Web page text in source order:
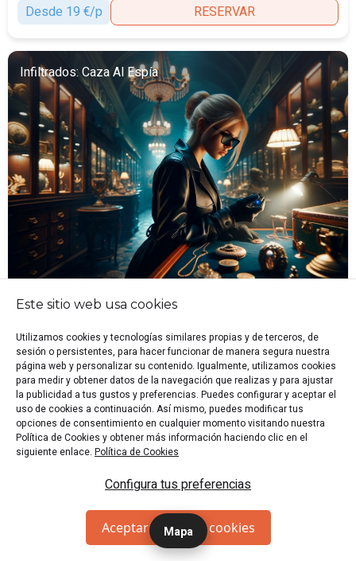
Desde 19 €/p
RESERVAR
Infiltrados: Caza Al Espía
🎭 Acción
"Acepta la misión de alto riesgo e infíltrate sigilosamente
en una misteriosa casa de subastas repleta de trampas y
desafíos."
Desde 14 €/p
RESERVAR
Ambar La Visita
Mapa
Este sitio web usa cookies
Utilizamos cookies y tecnologías similares propias y de terceros, de
sesión o persistentes, para hacer funcionar de manera segura nuestra
página web y personalizar su contenido. Igualmente, utilizamos cookies
para medir y obtener datos de la navegación que realizas y para ajustar
la publicidad a tus gustos y preferencias. Puedes configurar y aceptar el
uso de cookies a continuación. Así mismo, puedes modificar tus
opciones de consentimiento en cualquier momento visitando nuestra
Política de Cookies y obtener más información haciendo clic en el
siguiente enlace. Política de Cookies
Configura tus preferencias
Aceptar todas las cookies